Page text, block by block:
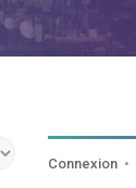
Connexion •